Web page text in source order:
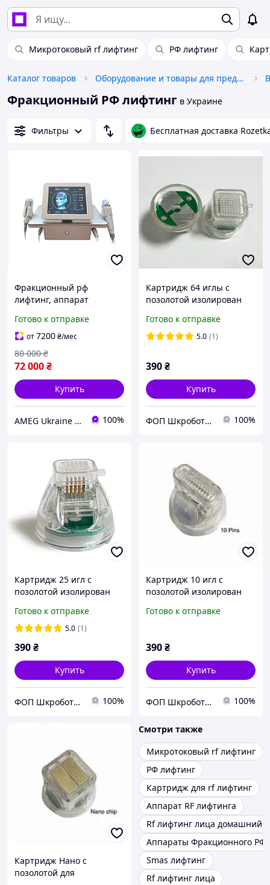
Микротоковый rf лифтинг РФ лифтинг
Каталог товаров Оборудование и товары для предоставления услуг
Фракционный РФ лифтинг в Украине
Фильтры Бесплатная доставка
Фракционный рф
лифтинг, аппарат
радиоволнового
лифтинга Bio Plus AMEG
CRYO, долевой рф
Готово к отправке
от7200₴/мес
72 000₴
80 000 ₴
Купить
AMEG Ukraine АМЕГ УКРАИНА 100%
Картридж 64 иглы с
позолотой изолирован
микрогольчатого РФ
лифтинга Зеленый
Готово к отправке
5.0 (1)
390₴
Купить
ФОП Шкроботько 100%
Картридж 25 игл с
позолотой изолирован
микрогольчатого РФ
лифтинга Зеленые
Готово к отправке
5.0 (1)
390₴
Купить
ФОП Шкроботько 100%
Картридж 10 игл с
позолотой изолирован
микрогольчатого РФ
Готово к отправке
390₴
Купить
ФОП Шкроботько 100%
Картридж Нано с
позолотой для
Смотри также
Микротоковый rf лифтинг
РФ лифтинг
Картридж для rf лифтинг
Аппарат RF лифтинга
Rf лифтинг лица домашний
Аппараты Фракционного РФ
Smas лифтинг
Rf лифтинг лица